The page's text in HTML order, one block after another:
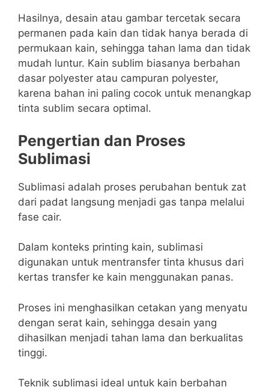
Hasilnya, desain atau gambar tercetak secara
permanen pada kain dan tidak hanya berada di
permukaan kain, sehingga tahan lama dan tidak
mudah luntur. Kain sublim biasanya berbahan
dasar polyester atau campuran polyester,
karena bahan ini paling cocok untuk menangkap
tinta sublim secara optimal.
Pengertian dan Proses
Sublimasi
Sublimasi adalah proses perubahan bentuk zat
dari padat langsung menjadi gas tanpa melalui
fase cair.
Dalam konteks printing kain, sublimasi
digunakan untuk mentransfer tinta khusus dari
kertas transfer ke kain menggunakan panas.
Proses ini menghasilkan cetakan yang menyatu
dengan serat kain, sehingga desain yang
dihasilkan menjadi tahan lama dan berkualitas
tinggi.
Teknik sublimasi ideal untuk kain berbahan